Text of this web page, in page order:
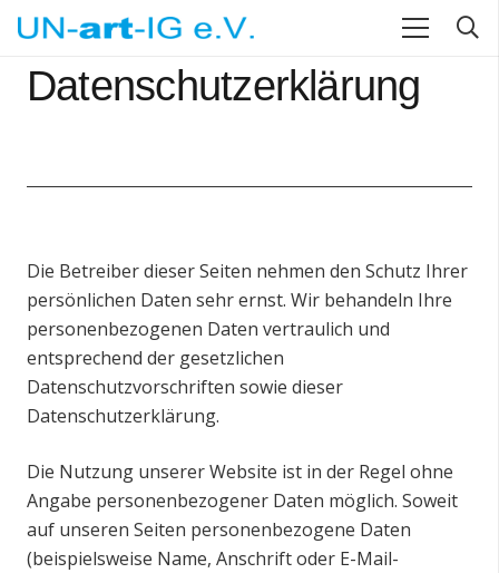
Datenschutzerklärung
Die Betreiber dieser Seiten nehmen den Schutz Ihrer
persönlichen Daten sehr ernst. Wir behandeln Ihre
personenbezogenen Daten vertraulich und
entsprechend der gesetzlichen
Datenschutzvorschriften sowie dieser
Datenschutzerklärung.
Die Nutzung unserer Website ist in der Regel ohne
Angabe personenbezogener Daten möglich. Soweit
auf unseren Seiten personenbezogene Daten
(beispielsweise Name, Anschrift oder E-Mail-